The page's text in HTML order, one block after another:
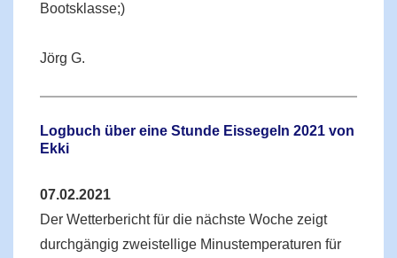
Bootsklasse;)
Jörg G.
Logbuch über eine Stunde Eissegeln 2021 von
Ekki
07.02.2021
Der Wetterbericht für die nächste Woche zeigt
durchgängig zweistellige Minustemperaturen für